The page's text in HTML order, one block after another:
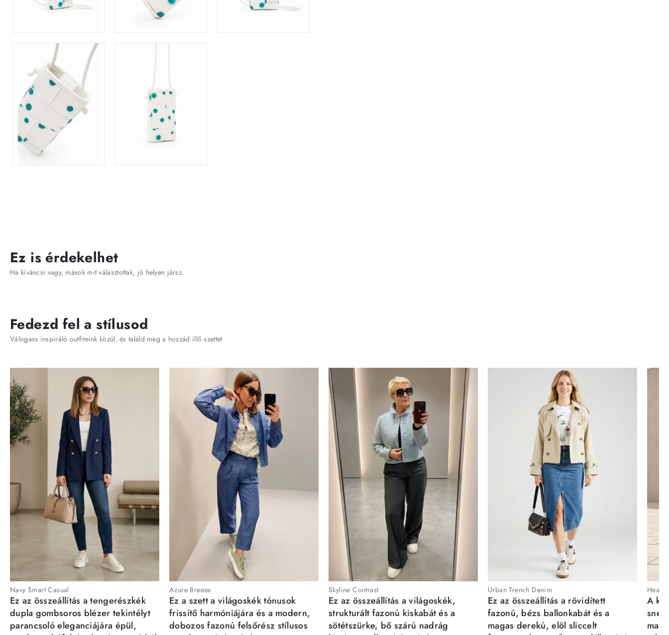
Ez is érdekelhet
Ha kíváncsi vagy, mások mit választottak, jó helyen jársz.
Fedezd fel a stílusod
Válogass inspiráló outfiteink közül, és találd meg a hozzád illő szettet
Navy Smart Casual
Ez az összeállítás a tengerészkék
dupla gombsoros blézer tekintélyt
parancsoló eleganciájára épül,
Azure Breeze
Ez a szett a világoskék tónusok
frissítő harmóniájára és a modern,
dobozos fazonú felsőrész stílusos
Skyline Contrast
Ez az összeállítás a világoskék,
strukturált fazonú kiskabát és a
sötétszürke, bő szárú nadrág
Urban Trench Denim
Ez az összeállítás a rövidített
fazonú, bézs ballonkabát és a
magas derekú, elöl sliccelt
A